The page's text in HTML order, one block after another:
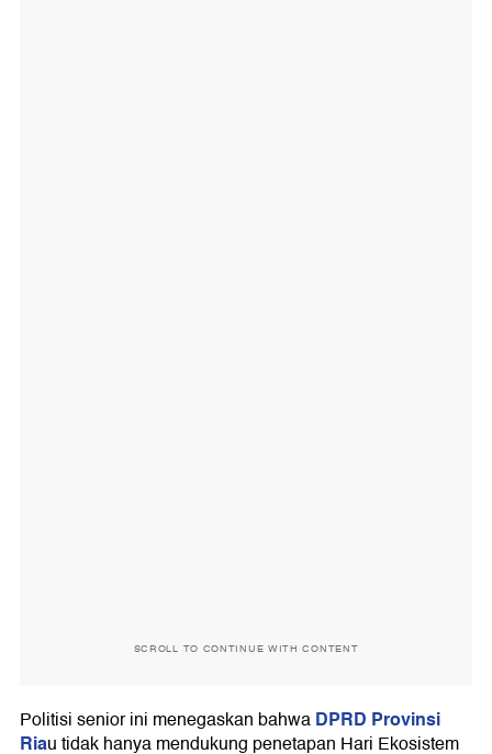
SCROLL TO CONTINUE WITH CONTENT
Politisi senior ini menegaskan bahwaDPRD Provinsi
Riau tidak hanya mendukung penetapan Hari Ekosistem